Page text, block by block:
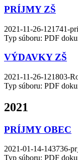
PRÍJMY ZŠ
2021-11-26-121741-
Typ súboru: PDF
VÝDAVKY ZŠ
2021-11-26-121803-
Typ súboru: PDF
2021
PRÍJMY OBEC
2021-01-14-143736-
Typ súboru: PDF